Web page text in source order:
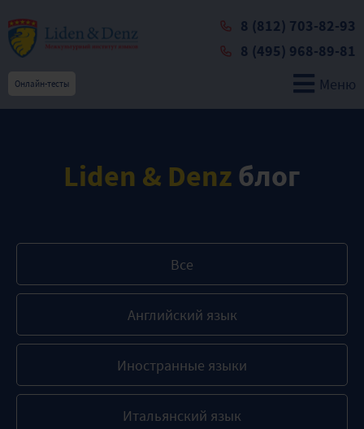
8 (812) 703-82-93
8 (495) 968-89-81
Онлайн-тесты Меню
Liden & Denz блог
Все
Английский язык
Иностранные языки
Итальянский язык